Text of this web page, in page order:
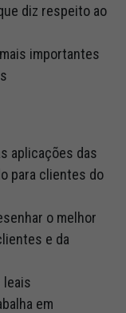
diz respeito ao
importantes
aplicações das
para clientes do
o melhor
e da
leais
em